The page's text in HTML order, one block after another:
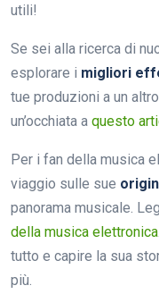
utili!
Se sei alla ricerca di
esplorare i migliori
tue produzioni a un
un’occhiata a questo
Per i fan della musica
viaggio sulle sue
panorama musicale.
della musica elettronica
tutto e capire la sua
più.